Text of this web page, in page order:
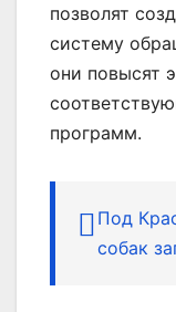
позволят
систему
они повысят
программ.
Под
собак